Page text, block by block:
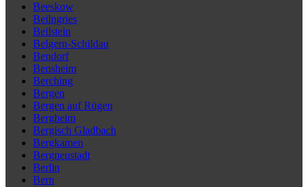
Beeskow
Beilngries
Beilstein
Belgern-Schildau
Bendorf
Bensheim
Berching
Bergen
Bergen auf Rügen
Bergheim
Bergisch Gladbach
Bergkamen
Bergneustadt
Berlin
Bern